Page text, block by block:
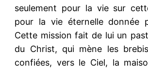
seulement pour la vie sur
pour la vie éternelle donnée
Cette mission fait de lui un
du Christ, qui mène les
confiées, vers le Ciel, la